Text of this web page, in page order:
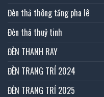
Đèn thả thông tầng pha lê
Đèn thả thuỷ tinh
ĐÈN THANH RAY
ĐÈN TRANG TRÍ 2024
ĐÈN TRANG TRÍ 2025